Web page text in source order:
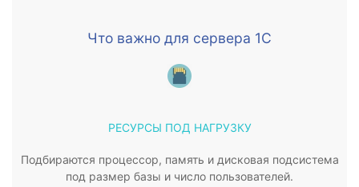
Что важно для сервера 1С
РЕСУРСЫ ПОД НАГРУЗКУ
Подбираются процессор, память и дисковая подсистема
под размер базы и число пользователей.